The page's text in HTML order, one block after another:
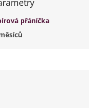
přáníčka